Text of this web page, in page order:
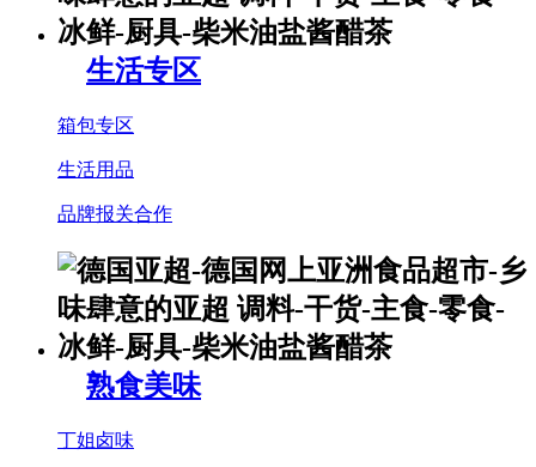
生活专区
箱包专区
生活用品
品牌报关合作
熟食美味
丁姐卤味